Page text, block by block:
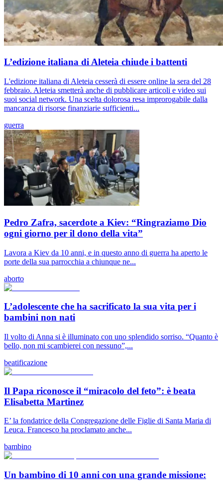
L’edizione italiana di Aleteia chiude i battenti
L'edizione italiana di Aleteia cesserà di essere online la sera del 28
febbraio. Aleteia smetterà anche di pubblicare articoli e video sui
suoi social network. Una scelta dolorosa resa improrogabile dalla
mancanza di risorse finanziarie sufficienti...
guerra
Pedro Zafra, sacerdote a Kiev: “Ringraziamo Dio
ogni giorno per il dono della vita”
Lavora a Kiev da 10 anni, e in questo anno di guerra ha aperto le
porte della sua parrocchia a chiunque ne...
aborto
L’adolescente che ha sacrificato la sua vita per i
bambini non nati
Il volto di Anna si è illuminato con uno splendido sorriso. “Quanto è
bello, non mi scambierei con nessuno”,...
beatificazione
Il Papa riconosce il “miracolo del feto”: è beata
Elisabetta Martinez
E’ la fondatrice della Congregazione delle Figlie di Santa Maria di
Leuca. Francesco ha proclamato anche...
bambino
Un bambino di 10 anni con una grande missione: